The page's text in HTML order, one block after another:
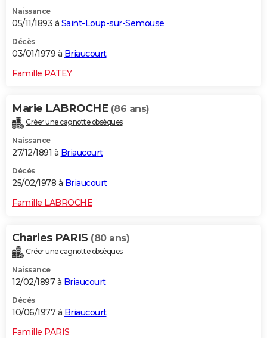
Naissance
05/11/1893 à Saint-Loup-sur-Semouse
Décès
03/01/1979 à Briaucourt
Famille PATEY
Marie LABROCHE (86 ans)
Créer une cagnotte obsèques
Naissance
27/12/1891 à Briaucourt
Décès
25/02/1978 à Briaucourt
Famille LABROCHE
Charles PARIS (80 ans)
Créer une cagnotte obsèques
Naissance
12/02/1897 à Briaucourt
Décès
10/06/1977 à Briaucourt
Famille PARIS